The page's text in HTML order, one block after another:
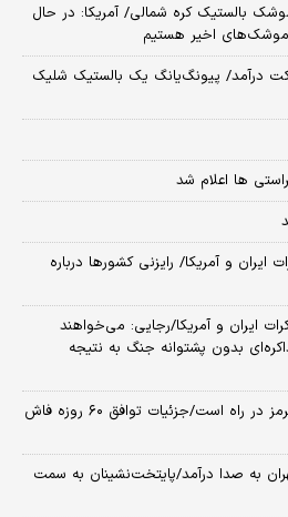
بالستیک کره شمالی/ آمریکا: در حال
موشک‌های اخیر هستیم
درآمد/ پیونگ‌یانگ یک بالستیک شلیک
ها اعلام شد
ایران و آمریکا/ رایزنی کشورها درباره
ایران و آمریکا/رجایی: می‌خواهند
بدون پشتوانه جنگ به نتیجه
العربیه: توافق بازگشایی تنگه هرمز در راه است/جزئیات توافق ۶۰ روزه فاش
به صدا درآمد/پایتخت‌نشینان به سمت